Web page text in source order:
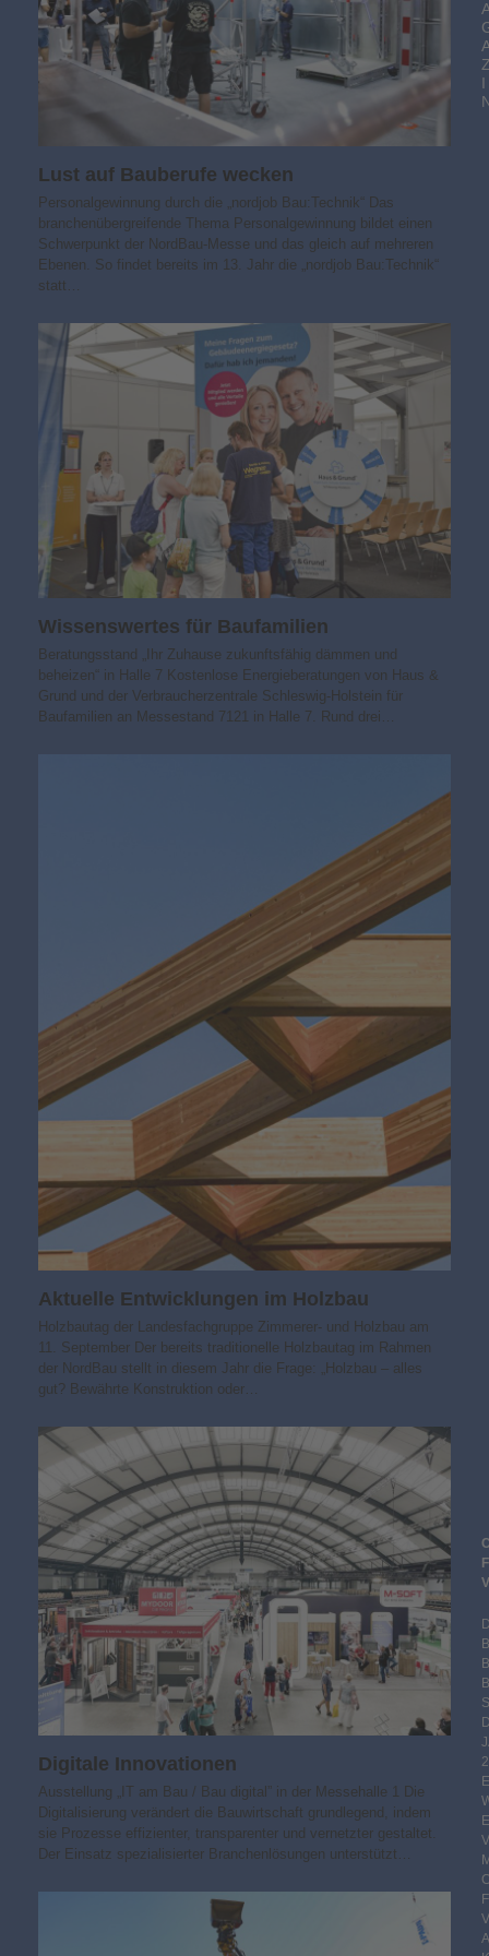
Lust auf Bauberufe wecken
Personalgewinnung durch die „nordjob Bau:Technik“ Das
branchenübergreifende Thema Personalgewinnung bildet einen
Schwerpunkt der NordBau-Messe und das gleich auf mehreren
Ebenen. So findet bereits im 13. Jahr die „nordjob Bau:Technik“
statt…
Wissens­wertes für Baufamilien
Beratungsstand „Ihr Zuhause zukunfts­fähig dämmen und
beheizen“ in Halle 7 Kostenlose Energieberatungen von Haus &
Grund und der Verbraucherzentrale Schleswig-Holstein für
Baufamilien an Messestand 7121 in Halle 7. Rund drei…
Aktuelle Entwicklungen im Holzbau
Holzbautag der Landesfachgruppe Zimmerer- und Holzbau am
11. September Der bereits traditionelle Holzbautag im Rahmen
der NordBau stellt in diesem Jahr die Frage: „Holzbau – alles
gut? Bewährte Konstruktion oder…
Digitale Innovationen
Ausstellung „IT am Bau / Bau digital” in der Messehalle 1 Die
Digitalisierung verändert die Bauwirtschaft grundlegend, indem
sie Prozesse effizienter, transparenter und vernetzter gestaltet.
Der Einsatz spezialisierter Branchenlösungen unterstützt…
I